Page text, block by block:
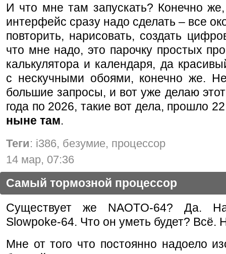
И что мне там запускать? Конечно
интерфейс сразу надо сделать – все
повторить, нарисовать, создать
что мне надо, это парочку простых
калькулятора и календаря, да
с нескучными обоями, конечно же.
большие запросы, и вот уже делаю
года по 2026, такие вот дела, прошло
ныне там.
Теги: i386, безумие, процессор
14 мар, 07:36
Самый тормозной процессор
Существует же NAOTO-64? Да.
Slowpoke-64. Что он уметь будет? Всё.
Мне от того что постоянно надоело